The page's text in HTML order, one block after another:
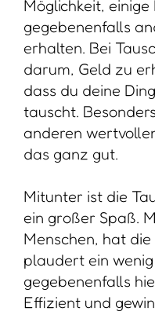
Möglichkeit,
gegebenenfalls
erhalten. Bei
darum, Geld zu
dass du deine
tauscht.
anderen
das ganz gut.
Mitunter ist die
ein großer Spaß.
Menschen, hat die
plaudert ein
gegebenenfalls
Effizient und